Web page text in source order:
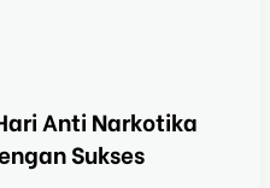
Anti Narkotika
Sukses